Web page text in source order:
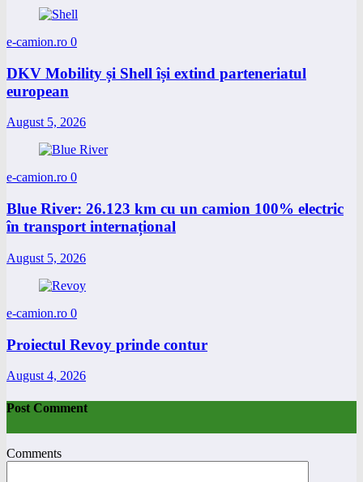
e-camion.ro 0
DKV Mobility și Shell își extind parteneriatul
european
August 5, 2026
e-camion.ro 0
Blue River: 26.123 km cu un camion 100% electric
în transport internațional
August 5, 2026
e-camion.ro 0
Proiectul Revoy prinde contur
August 4, 2026
Post Comment
Comments